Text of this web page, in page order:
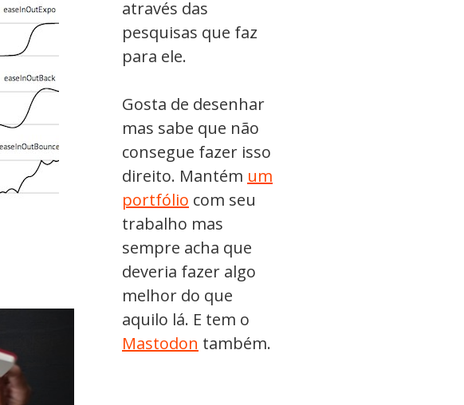
através das
pesquisas que faz
para ele.
Gosta de desenhar
mas sabe que não
consegue fazer isso
direito. Mantém um
portfólio com seu
trabalho mas
sempre acha que
deveria fazer algo
melhor do que
aquilo lá. E tem o
Mastodon também.